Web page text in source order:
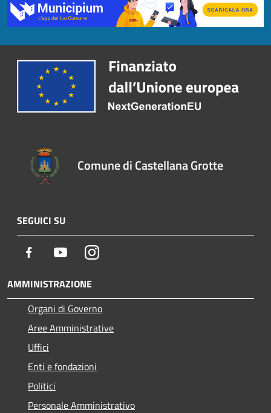
Comune di Castellana Grotte
SEGUICI SU
Facebook YoutubeInstagram
AMMINISTRAZIONE
Organi di Governo
Aree Amministrative
Uffici
Enti e fondazioni
Politici
Personale Amministrativo